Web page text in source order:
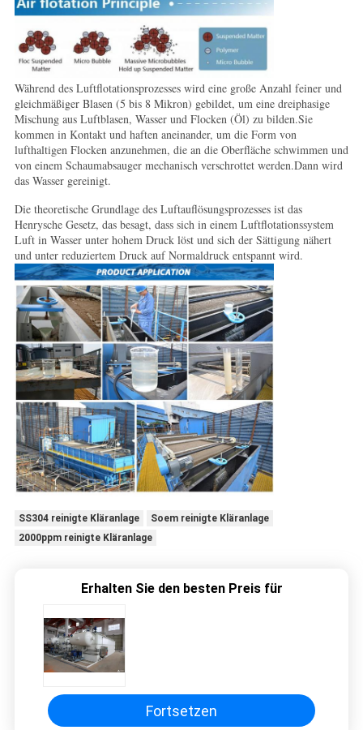
Während des Luftflotationsprozesses wird eine große Anzahl feiner und
gleichmäßiger Blasen (5 bis 8 Mikron) gebildet, um eine dreiphasige
Mischung aus Luftblasen, Wasser und Flocken (Öl) zu bilden.Sie
kommen in Kontakt und haften aneinander, um die Form von
lufthaltigen Flocken anzunehmen, die an die Oberfläche schwimmen und
von einem Schaumabsauger mechanisch verschrottet werden.Dann wird
das Wasser gereinigt.
Die theoretische Grundlage des Luftauflösungsprozesses ist das
Henrysche Gesetz, das besagt, dass sich in einem Luftflotationssystem
Luft in Wasser unter hohem Druck löst und sich der Sättigung nähert
und unter reduziertem Druck auf Normaldruck entspannt wird.
SS304 reinigte Kläranlage
Soem reinigte Kläranlage
2000ppm reinigte Kläranlage
Erhalten Sie den besten Preis für
Fortsetzen